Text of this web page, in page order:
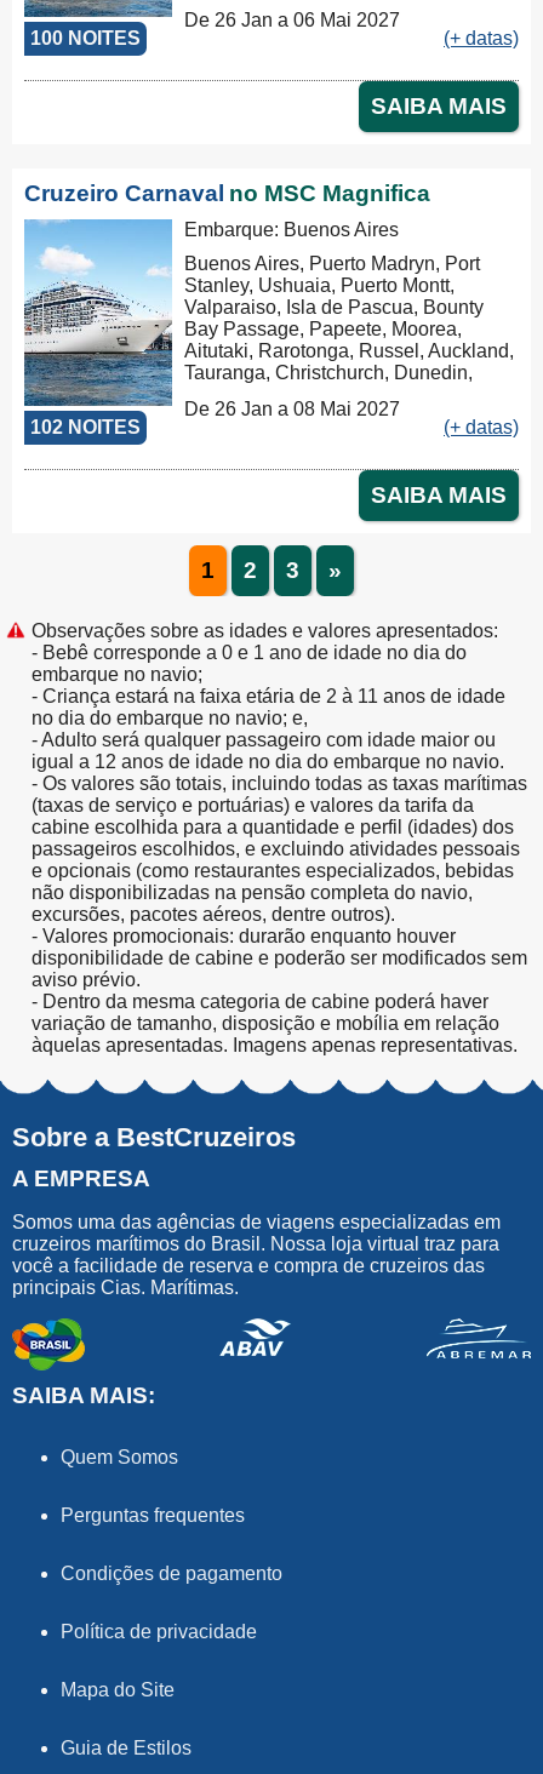
100 NOITES
Nouméa, Luganville, Apia, Pago Pago,
Honolulu, Hilo, Los Angeles, Cabo
Panama Canal, La Romana, Tortola,
Philipsburg, Las Palmas, Ibiza,
Nápoles, Civitavecchia, Genova
De 26 Jan a 06 Mai 2027
(+ datas)
SAIBA MAIS
Cruzeiro Carnaval no MSC Magnifica
102 NOITES
Embarque: Buenos Aires
Buenos Aires, Puerto Madryn, Port
Stanley, Ushuaia, Puerto Montt,
Valparaiso, Isla de Pascua, Bounty
Bay Passage, Papeete, Moorea,
Aitutaki, Rarotonga, Russel, Auckland,
Tauranga, Christchurch, Dunedin,
Nouméa, Luganville, Apia, Pago Pago,
Honolulu, Hilo, Los Angeles, Cabo
Panama Canal, La Romana, Tortola,
Philipsburg, Las Palmas, Ibiza,
Nápoles, Civitavecchia, Genova,
Marseille, Tarragona
De 26 Jan a 08 Mai 2027
(+ datas)
SAIBA MAIS
1 2 3 »
Observações sobre as idades e valores apresentados:
- Bebê corresponde a 0 e 1 ano de idade no dia do
embarque no navio;
- Criança estará na faixa etária de 2 à 11 anos de idade
no dia do embarque no navio; e,
- Adulto será qualquer passageiro com idade maior ou
igual a 12 anos de idade no dia do embarque no navio.
- Os valores são totais, incluindo todas as taxas marítimas
(taxas de serviço e portuárias) e valores da tarifa da
cabine escolhida para a quantidade e perfil (idades) dos
passageiros escolhidos, e excluindo atividades pessoais
e opcionais (como restaurantes especializados, bebidas
não disponibilizadas na pensão completa do navio,
excursões, pacotes aéreos, dentre outros).
- Valores promocionais: durarão enquanto houver
disponibilidade de cabine e poderão ser modificados sem
aviso prévio.
- Dentro da mesma categoria de cabine poderá haver
variação de tamanho, disposição e mobília em relação
àquelas apresentadas. Imagens apenas representativas.
Sobre a BestCruzeiros
A EMPRESA
Somos uma das agências de viagens especializadas em
cruzeiros marítimos do Brasil. Nossa loja virtual traz para
você a facilidade de reserva e compra de cruzeiros das
principais Cias. Marítimas.
SAIBA MAIS:
Quem Somos
Perguntas frequentes
Condições de pagamento
Política de privacidade
Mapa do Site
Guia de Estilos